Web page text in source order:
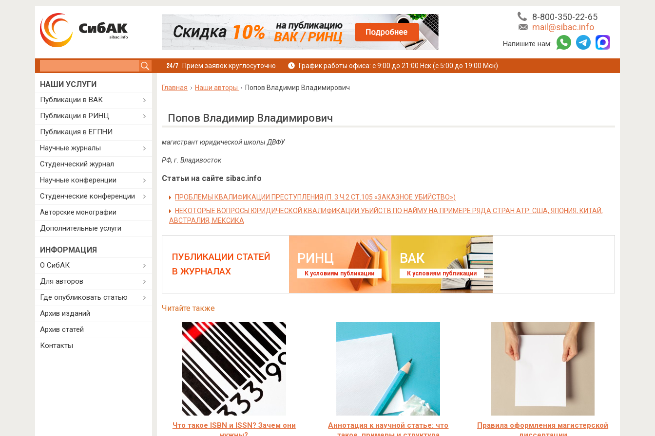
8-800-350-22-65
mail@sibac.info
Напишите нам:
Прием заявок круглосуточно График работы офиса: с 9:00 до 21:00 Нск (с 5:00 до 19:00 Мск)
Главная Наши авторы Попов Владимир Владимирович
Попов Владимир Владимирович
магистрант юридической школы ДВФУ
РФ, г. Владивосток
Статьи на сайте sibac.info
ПРОБЛЕМЫ КВАЛИФИКАЦИИ ПРЕСТУПЛЕНИЯ (П. 3 Ч.2 СТ.105 «ЗАКАЗНОЕ УБИЙСТВО»)
НЕКОТОРЫЕ ВОПРОСЫ ЮРИДИЧЕСКОЙ КВАЛИФИКАЦИИ УБИЙСТВ ПО НАЙМУ НА ПРИМЕРЕ РЯДА СТРАН АТР: США, ЯПОНИЯ, КИТАЙ,
АВСТРАЛИЯ, МЕКСИКА
ПУБЛИКАЦИИ СТАТЕЙ
В ЖУРНАЛАХ
РИНЦ
К условиям публикации
ВАК
К условиям публикации
Читайте также
Что такое ISBN и ISSN? Зачем они
Аннотация к научной статье: что
Правила оформления магистерской
НАШИ УСЛУГИ
Публикации в ВАК
Публикации в РИНЦ
Публикация в ЕГПНИ
Научные журналы
Студенческий журнал
Научные конференции
Студенческие конференции
Авторские монографии
Дополнительные услуги
ИНФОРМАЦИЯ
О СибАК
Для авторов
Где опубликовать статью
Архив изданий
Архив статей
Контакты